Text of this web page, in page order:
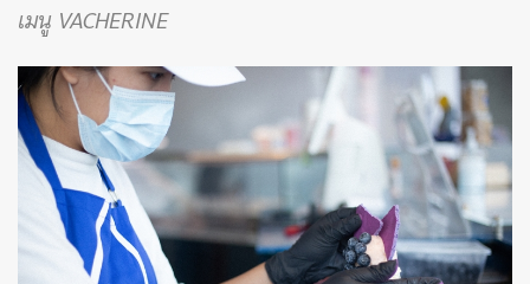
เมนู VACHERINE